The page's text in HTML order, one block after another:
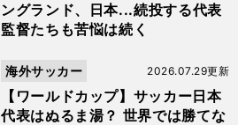
ングランド、日本...続投する代表
監督たちも苦悩は続く
【ワールドカップ】サッカー日本
代表はぬるま湯？ 世界では勝てな
2026.07.29更新
海外サッカー